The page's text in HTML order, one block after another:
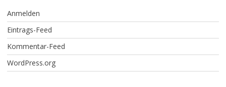
Anmelden
Eintrags-Feed
Kommentar-Feed
WordPress.org